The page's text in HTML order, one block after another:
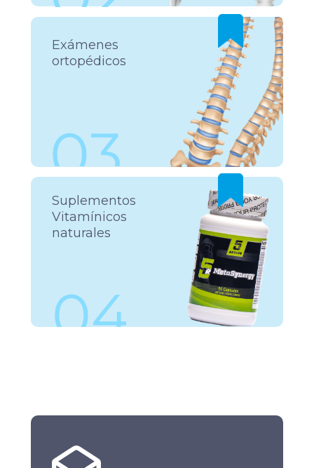
Suplementos
Vitamínicos
naturales
Exámenes
ortopédicos